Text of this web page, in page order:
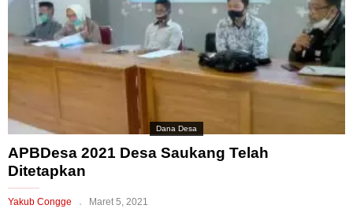
Dana Desa
APBDesa 2021 Desa Saukang Telah
Ditetapkan
Yakub Congge Maret 5, 2021